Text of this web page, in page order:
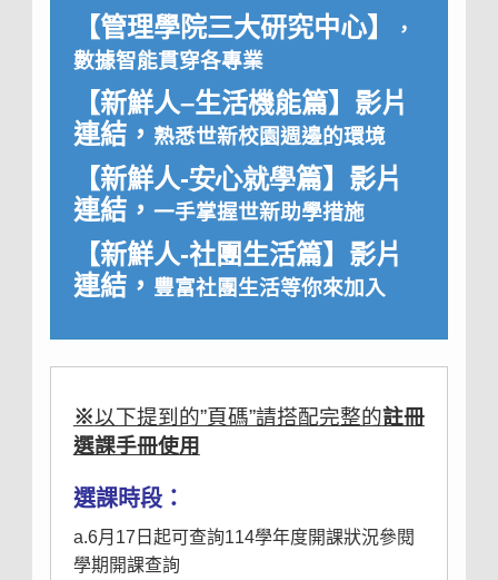
【管理學院三大研究中心】
，
數據智能貫穿各專業
【新鮮人–生活機能篇】影片
連結， 熟悉世新校園週邊的環境
【新鮮人-安心就學篇】影片
連結， 一手掌握世新助學措施
【新鮮人-社團生活篇】影片
連結， 豐富社團生活等你來加入
※以下提到的”頁碼”請搭配完整的註冊
選課手冊使用
選課時段：
a.6月17日起可查詢114學年度開課狀況參閱
學期開課查詢